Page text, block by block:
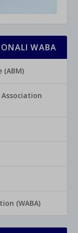
WABA
(WABA)